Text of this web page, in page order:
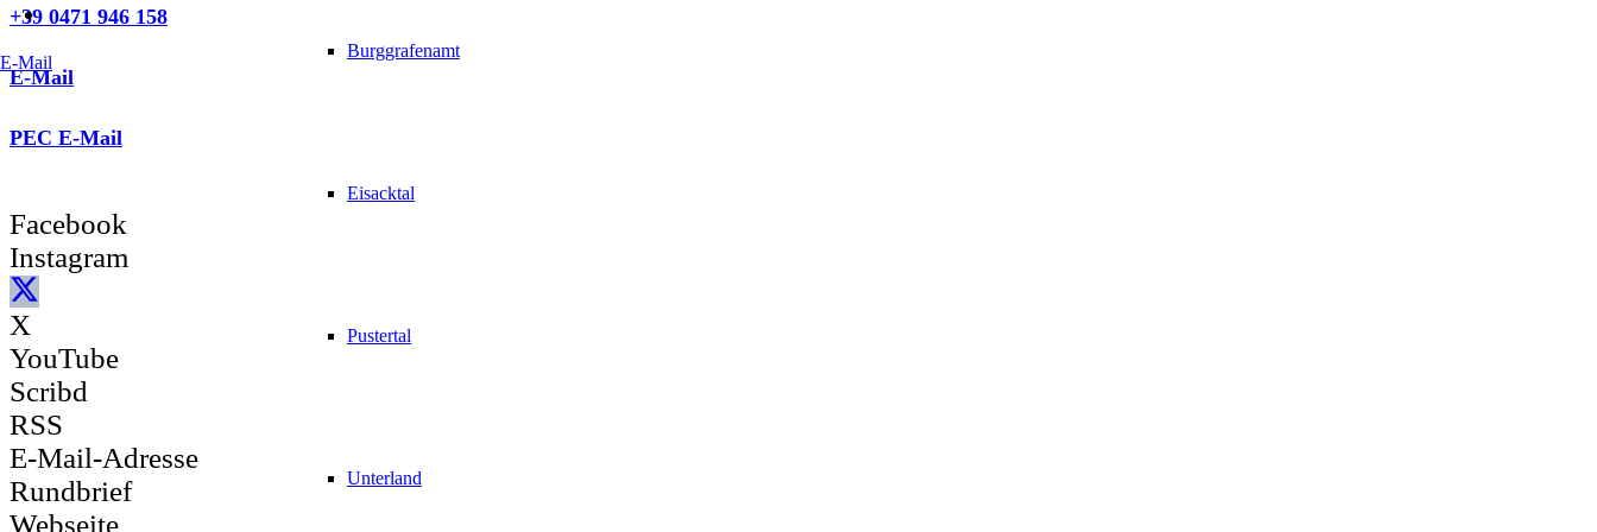
Burggrafenamt
Eisacktal
Pustertal
Unterland
E-Mail
+39 0471 946 158
E-Mail
PEC E-Mail
Facebook
Instagram
X
YouTube
Scribd
RSS
E-Mail-Adresse
Rundbrief
Webseite